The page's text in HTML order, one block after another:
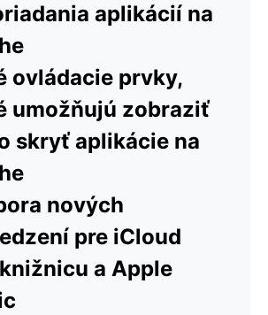
aplikácií na
ovládacie prvky,
umožňujú zobraziť
skryť aplikácie na
nových
pre iCloud
a Apple